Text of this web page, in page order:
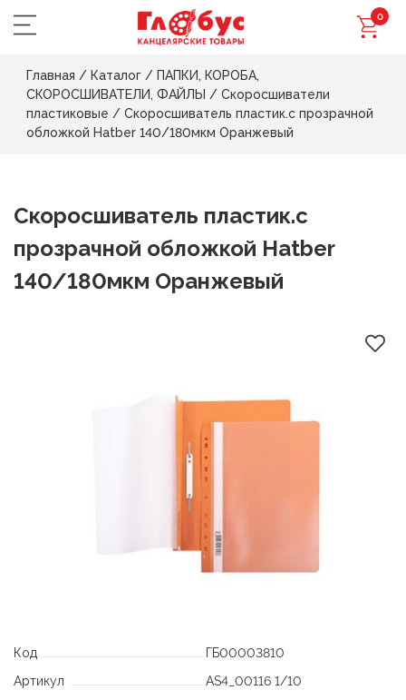
0
Главная / Каталог / ПАПКИ, КОРОБА,
СКОРОСШИВАТЕЛИ, ФАЙЛЫ / Скоросшиватели
пластиковые / Скоросшиватель пластик.с прозрачной
обложкой Hatber 140/180мкм Оранжевый
Скоросшиватель пластик.с
прозрачной обложкой Hatber
140/180мкм Оранжевый
Код
ГБ00003810
Артикул
AS4_00116 1/10